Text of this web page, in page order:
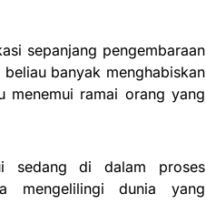
sepanjang pengembaraan
banyak menghabiskan
menemui ramai orang yang
sedang di dalam proses
mengelilingi dunia yang